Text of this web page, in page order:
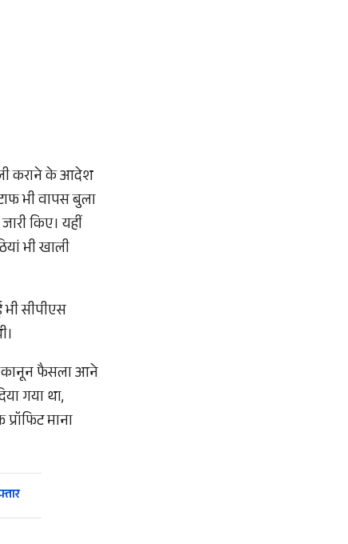
कराने के आदेश
भी वापस बुला
किए। यहीं
भी खाली
सीपीएस
कानून फैसला आने
गया था,
माना